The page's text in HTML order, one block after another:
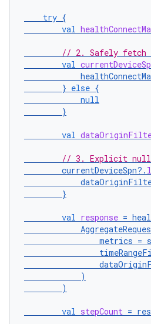
try {
val
// 2. Safely fetch
val
} else {
null
}
val
// 3. Explicit
currentDeviceSpn?.
}
val response =
metrics =
)
)
val stepCount =